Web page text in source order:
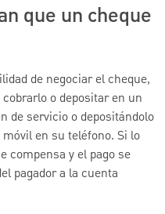
que un cheque
de negociar el cheque,
o depositar en un
de servicio o depositándolo
en su teléfono. Si lo
compensa y el pago se
pagador a la cuenta